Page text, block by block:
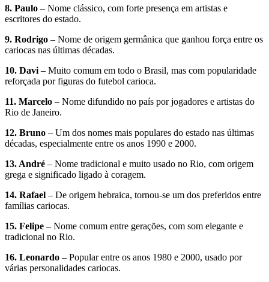
8. Paulo – Nome clássico, com forte presença em artistas e
escritores do estado.
9. Rodrigo – Nome de origem germânica que ganhou força entre os
cariocas nas últimas décadas.
10. Davi – Muito comum em todo o Brasil, mas com popularidade
reforçada por figuras do futebol carioca.
11. Marcelo – Nome difundido no país por jogadores e artistas do
Rio de Janeiro.
12. Bruno – Um dos nomes mais populares do estado nas últimas
décadas, especialmente entre os anos 1990 e 2000.
13. André – Nome tradicional e muito usado no Rio, com origem
grega e significado ligado à coragem.
14. Rafael – De origem hebraica, tornou-se um dos preferidos entre
famílias cariocas.
15. Felipe – Nome comum entre gerações, com som elegante e
tradicional no Rio.
16. Leonardo – Popular entre os anos 1980 e 2000, usado por
várias personalidades cariocas.